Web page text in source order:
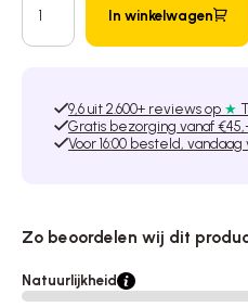
In winkelwagen
9,6 uit 2.600+ reviews op ★
Gratis bezorging vanaf
Voor 16:00 besteld,
Zo beoordelen wij dit
Natuurlijkheid